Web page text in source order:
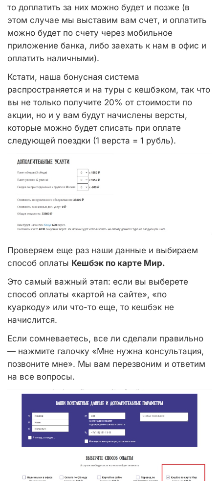
то доплатить за них можно будет и позже (в
этом случае мы выставим вам счет, и оплатить
можно будет по счету через мобильное
приложение банка, либо заехать к нам в офис и
оплатить наличными).
Кстати, наша бонусная система
распространяется и на туры с кешбэком, так что
вы не только получите 20% от стоимости по
акции, но и у вам будут начислены версты,
которые можно будет списать при оплате
следующей поездки (1 верста = 1 рубль).
Проверяем еще раз наши данные и выбираем
способ оплаты Кешбэк по карте Мир.
Это самый важный этап: если вы выберете
способ оплаты «картой на сайте», «по
куаркоду» или что-то еще, то кешбэк не
начислится.
Если сомневаетесь, все ли сделали правильно
— нажмите галочку «Мне нужна консультация,
позвоните мне». Мы вам перезвоним и ответим
на все вопросы.